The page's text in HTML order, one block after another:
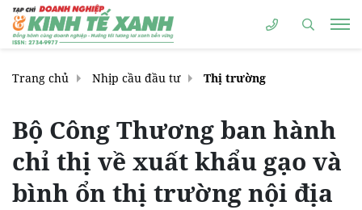
Trang chủ Nhịp cầu đầu tư Thị trường
Bộ Công Thương ban hành
chỉ thị về xuất khẩu gạo và
bình ổn thị trường nội địa